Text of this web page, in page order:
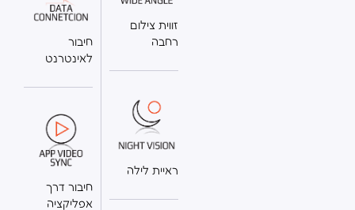
זווית צילום
רחבה
ראיית לילה
חיבור
לאינטרנט
חיבור דרך
אפליקציה